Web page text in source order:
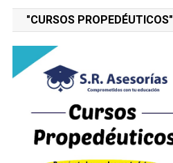
"CURSOS PROPEDÉUTICOS"